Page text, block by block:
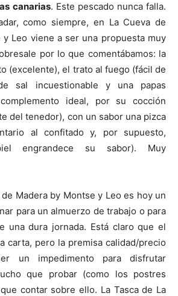
canarias. Este pescado nunca falla.
como siempre, en La Cueva de
y Leo viene a ser una propuesta muy
por lo que comentábamos: la
(excelente), el trato al fuego (fácil de
sal incuestionable y una papas
ideal, por su cocción
del tenedor), con un sabor una pizca
al confitado y, por supuesto,
engrandece su sabor). Muy
de Madera by Montse y Leo es hoy un
para un almuerzo de trabajo o para
una dura jornada. Está claro que el
carta, pero la premisa calidad/precio
un impedimento para disfrutar
que probar (como los postres
contar sobre ello. La Tasca de La